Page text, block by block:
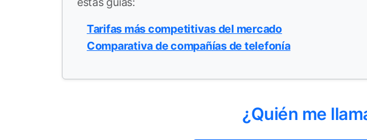
Tarifas más competitivas del mercado
Comparativa de compañías de telefonía
¿Quién me